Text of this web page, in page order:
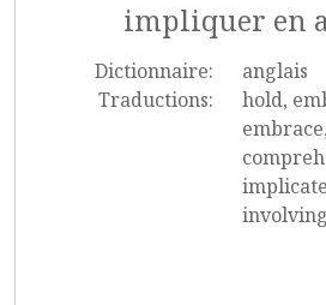
impliquer en
Dictionnaire:
anglais
Traductions:
hold,
involving